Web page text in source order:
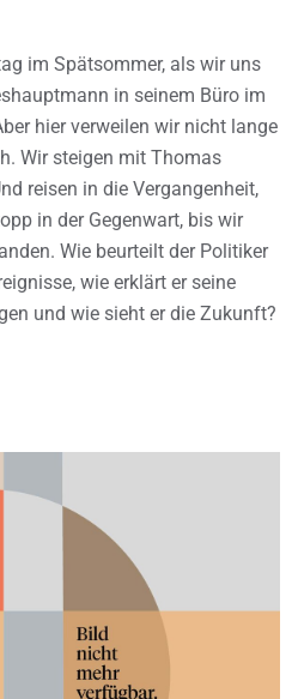
im Spätsommer, als wir uns
in seinem Büro im
hier verweilen wir nicht lange
Wir steigen mit Thomas
reisen in die Vergangenheit,
in der Gegenwart, bis wir
Wie beurteilt der Politiker
wie erklärt er seine
und wie sieht er die Zukunft?